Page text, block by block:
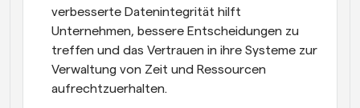
verbesserte Datenintegrität hilft
Unternehmen, bessere Entscheidungen zu
treffen und das Vertrauen in ihre Systeme zur
Verwaltung von Zeit und Ressourcen
aufrechtzuerhalten.